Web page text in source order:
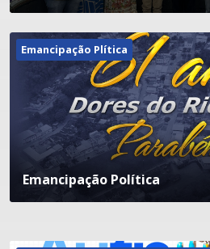
Emancipação Plítica
Emancipação Política